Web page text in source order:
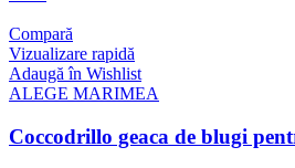
Compară
Vizualizare rapidă
Adaugă în Wishlist
ALEGE MARIMEA
Coccodrillo geaca de blugi